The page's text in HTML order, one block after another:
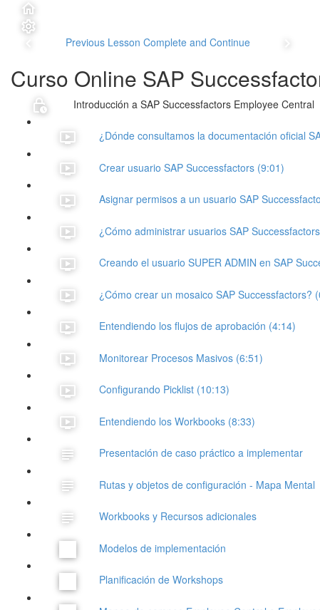
Previous Lesson Complete and Continue
Curso Online SAP
Introducción a SAP Successfactors Employee Central
¿Dónde consultamos la documentación oficial
Crear usuario SAP Successfactors (9:01)
Asignar permisos a un usuario SAP
¿Cómo administrar usuarios SAP
Creando el usuario SUPER ADMIN en SAP
¿Cómo crear un mosaico SAP Successfactors?
Entendiendo los flujos de aprobación (4:14)
Monitorear Procesos Masivos (6:51)
Configurando Picklist (10:13)
Entendiendo los Workbooks (8:33)
Presentación de caso práctico a implementar
Rutas y objetos de configuración - Mapa Mental
Workbooks y Recursos adicionales
Modelos de implementación
Planificación de Workshops